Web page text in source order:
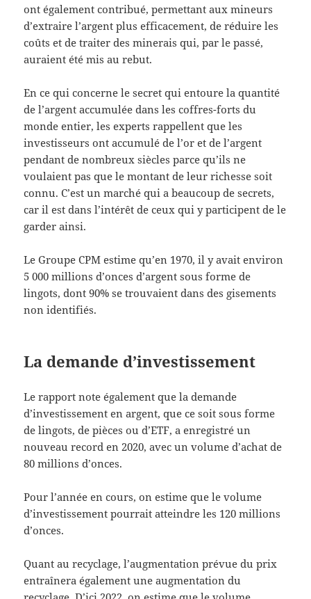
ont également contribué, permettant aux mineurs
d’extraire l’argent plus efficacement, de réduire les
coûts et de traiter des minerais qui, par le passé,
auraient été mis au rebut.
En ce qui concerne le secret qui entoure la quantité
de l’argent accumulée dans les coffres-forts du
monde entier, les experts rappellent que les
investisseurs ont accumulé de l’or et de l’argent
pendant de nombreux siècles parce qu’ils ne
voulaient pas que le montant de leur richesse soit
connu. C’est un marché qui a beaucoup de secrets,
car il est dans l’intérêt de ceux qui y participent de le
garder ainsi.
Le Groupe CPM estime qu’en 1970, il y avait environ
5 000 millions d’onces d’argent sous forme de
lingots, dont 90% se trouvaient dans des gisements
non identifiés.
La demande d’investissement
Le rapport note également que la demande
d’investissement en argent, que ce soit sous forme
de lingots, de pièces ou d’ETF, a enregistré un
nouveau record en 2020, avec un volume d’achat de
80 millions d’onces.
Pour l’année en cours, on estime que le volume
d’investissement pourrait atteindre les 120 millions
d’onces.
Quant au recyclage, l’augmentation prévue du prix
entraînera également une augmentation du